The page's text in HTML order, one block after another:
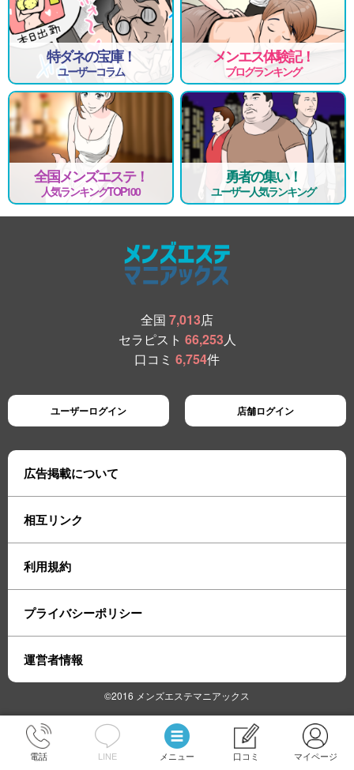
電話 LINE メニュー 口コミ マイページ
特ダネの宝庫！
ユーザーコラム
メンエス体験記！
ブログランキング
全国メンズエステ！
人気ランキングTOP100
勇者の集い！
ユーザー人気ランキング
全国 7,013店
セラピスト 66,253人
口コミ 6,754件
ユーザーログイン 店舗ログイン
広告掲載について
相互リンク
利用規約
プライバシーポリシー
運営者情報
©2016 メンズエステマニアックス